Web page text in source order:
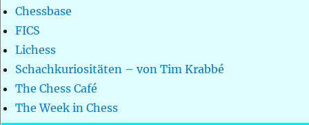
Chessbase
FICS
Lichess
Schachkuriositäten – von Tim Krabbé
The Chess Café
The Week in Chess